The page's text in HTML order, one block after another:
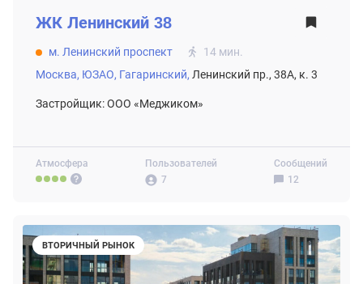
Атмосфера
Пользователей
7
Сообщений
12
ЖК Ленинский 38
м. Ленинский проспект
14 мин.
Москва, ЮЗАО, Гагаринский, Ленинский пр., 38А, к. 3
Застройщик: ООО «Меджиком»
ВТОРИЧНЫЙ РЫНОК